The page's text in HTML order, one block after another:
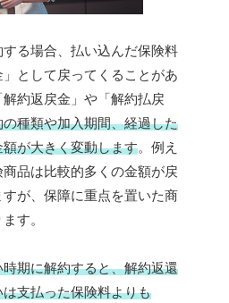
る場合、払い込んだ保険料
として戻ってくることがあ
約返戻金」や「解約払戻
の種類や加入期間、経過した
が大きく変動します。例え
品は比較的多くの金額が戻
が、保障に重点を置いた商
す。
期に解約すると、解約返還
支払った保険料よりも